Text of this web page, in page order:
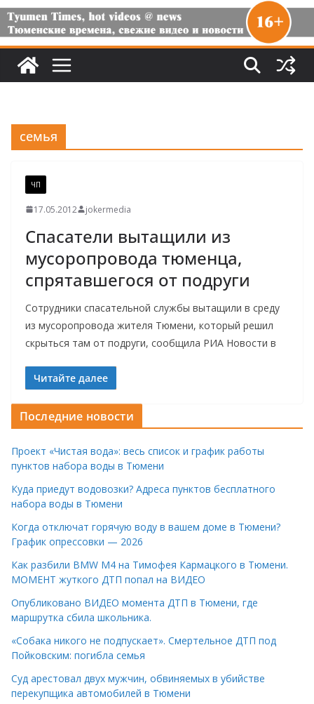
семья
ЧП
17.05.2012 jokermedia
Спасатели вытащили из
мусоропровода тюменца,
спрятавшегося от подруги
Сотрудники спасательной службы вытащили в среду
из мусоропровода жителя Тюмени, который решил
скрыться там от подруги, сообщила РИА Новости в
Читайте далее
Последние новости
Проект «Чистая вода»: весь список и график работы
пунктов набора воды в Тюмени
Куда приедут водовозки? Адреса пунктов бесплатного
набора воды в Тюмени
Когда отключат горячую воду в вашем доме в Тюмени?
График опрессовки — 2026
Как разбили BMW M4 на Тимофея Кармацкого в Тюмени.
МОМЕНТ жуткого ДТП попал на ВИДЕО
Опубликовано ВИДЕО момента ДТП в Тюмени, где
маршрутка сбила школьника.
«Собака никого не подпускает». Смертельное ДТП под
Пойковским: погибла семья
Суд арестовал двух мужчин, обвиняемых в убийстве
перекупщика автомобилей в Тюмени